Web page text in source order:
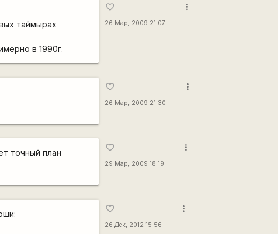
таймырах
в 1990г.
favorite_border
26 Мар, 2009 21:07
more_vert
favorite_border
26 Мар, 2009 21:30
more_vert
точный план
favorite_border
29 Мар, 2009 18:19
more_vert
favorite_border
26 Дек, 2012 15:56
more_vert